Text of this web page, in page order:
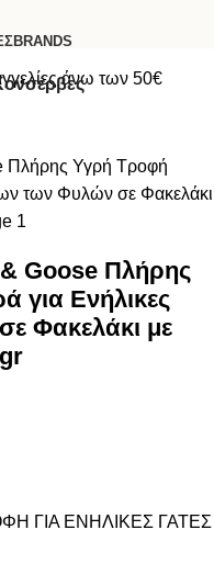
BRANDS
άνω των 50€
Goose Πλήρης
για Ενήλικες
Φακελάκι με
ΓΙΑ ΕΝΗΛΙΚΕΣ ΓΑΤΕΣ